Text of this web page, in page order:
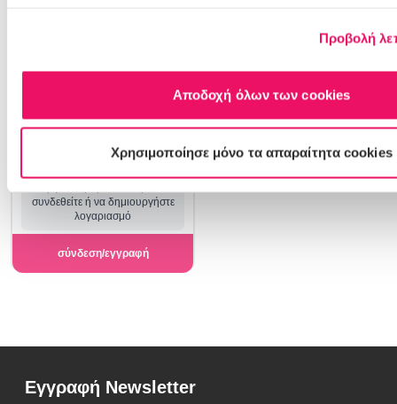
Προβολή
Αποδοχή όλων των cookies
Χρησιμοποίησε μόνο τα απαραίτητα cookies
συνδεθείτε ή να δημιουργήστε
λογαριασμό
σύνδεση/εγγραφή
Εγγραφή Newsletter